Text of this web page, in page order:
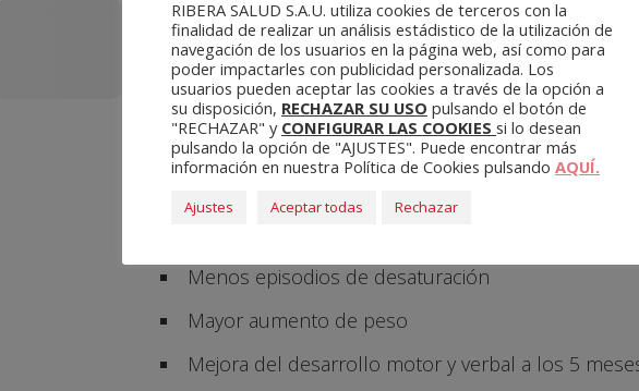
Branhs, aunque pueden utilizarse otras siempre
Dentro de la variedad musical, lo más
EFECTOS DE LA MÚSICA EN
Aumento de la saturación de oxígeno y
Menos episodios de desaturación
Mayor aumento de peso
Mejora del desarrollo motor y verbal a los 5
RIBERA SALUD S.A.U. utiliza cookies de terceros con la
finalidad de realizar un análisis estádistico de la utilización de
navegación de los usuarios en la página web, así como para
poder impactarles con publicidad personalizada. Los
usuarios pueden aceptar las cookies a través de la opción a
su disposición, RECHAZAR SU USO pulsando el botón de
"RECHAZAR" y CONFIGURAR LAS COOKIES si lo desean
pulsando la opción de "AJUSTES". Puede encontrar más
información en nuestra Política de Cookies pulsando AQUÍ.
Ajustes Aceptar todas Rechazar